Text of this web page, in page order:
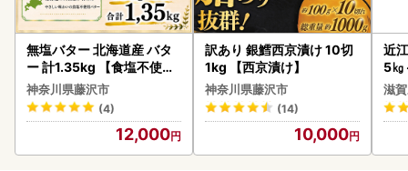
無塩バター 北海道産 バタ
ー 計1.35kg 【食塩不使用
】
神奈川県藤沢市
(4)
12,000
訳あり 銀鱈西京漬け 10切
1kg 【西京漬け】
神奈川県藤沢市
(14)
10,000
近
5㎏
菜
滋